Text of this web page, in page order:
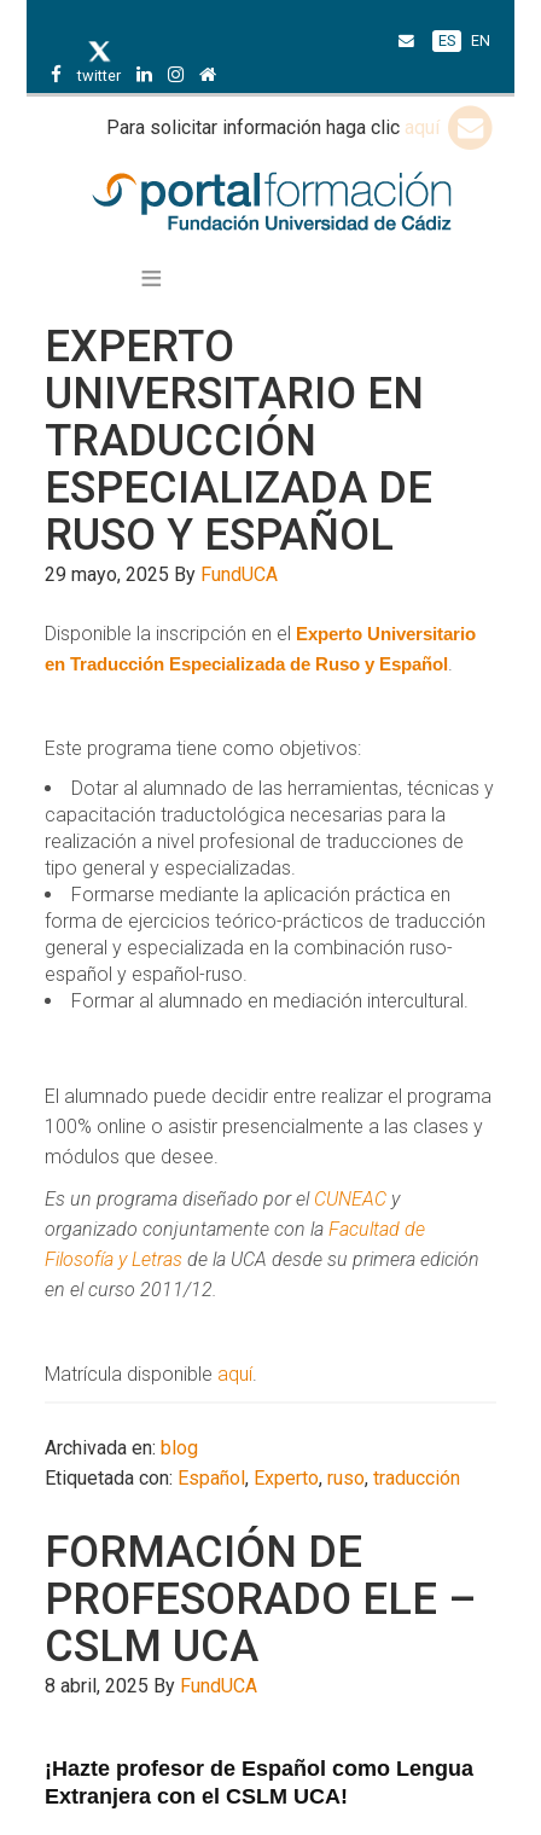
twitter
ES EN
Para solicitar información haga clic aquí
EXPERTO
UNIVERSITARIO EN
TRADUCCIÓN
ESPECIALIZADA DE
RUSO Y ESPAÑOL
29 mayo, 2025 By FundUCA
Disponible la inscripción en el Experto Universitario
en Traducción Especializada de Ruso y Español
Este programa tiene como objetivos:
Dotar al alumnado de las herramientas, técnicas y
capacitación traductológica necesarias para la
realización a nivel profesional de traducciones de
tipo general y especializadas.
Formarse mediante la aplicación práctica en
forma de ejercicios teórico-prácticos de traducción
general y especializada en la combinación ruso-
español y español-ruso.
Formar al alumnado en mediación intercultural.
El alumnado puede decidir entre realizar el programa
100% online o asistir presencialmente a las clases y
módulos que desee.
Es un programa diseñado por el CUNEAC y
organizado conjuntamente con laFacultad de
Filosofía y Letras de la UCA desde su primera edición
en el curso 2011/12.
Matrícula disponible aquí.
Archivada en:blog
Etiquetada con: Español, Experto,ruso,traducción
FORMACIÓN DE
PROFESORADO ELE –
CSLM UCA
8 abril, 2025 By FundUCA
¡Hazte profesor de Español como Lengua
Extranjera con el CSLM UCA!